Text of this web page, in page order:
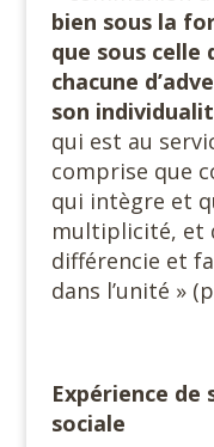
bien sous la
que sous
chacune
son
qui est au
comprise que
qui intègre et
multiplicité, et
différencie et
dans l’unité »
Expérience de
sociale